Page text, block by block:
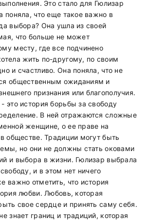
Это стало для Гюлизар
поняла, что еще такое важно в
выбора? Она ушла из своей
что больше не может
месту, где все подчинено
жить по-другому, по своим
и счастливо. Она поняла, что не
общественным ожиданиям и
признания или благополучия.
это история борьбы за свободу
В ней отражаются сложные
женщине, о ее праве на
обществе. Традиции могут быть
но они не должны стать оковами
и выбора в жизни. Гюлизар выбрала
и в этом нет ничего
важно отметить, что история
любви. Любовь, которая
свое сердце и принять саму себя.
знает границ и традиций, которая